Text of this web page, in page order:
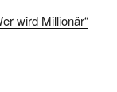
wird Millionär“